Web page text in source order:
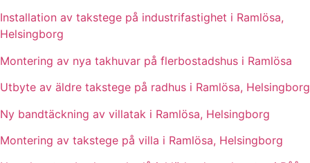
Installation av takstege på industrifastighet i Ramlösa,
Helsingborg
Montering av nya takhuvar på flerbostadshus i Ramlösa
Utbyte av äldre takstege på radhus i Ramlösa, Helsingborg
Ny bandtäckning av villatak i Ramlösa, Helsingborg
Montering av takstege på villa i Ramlösa, Helsingborg